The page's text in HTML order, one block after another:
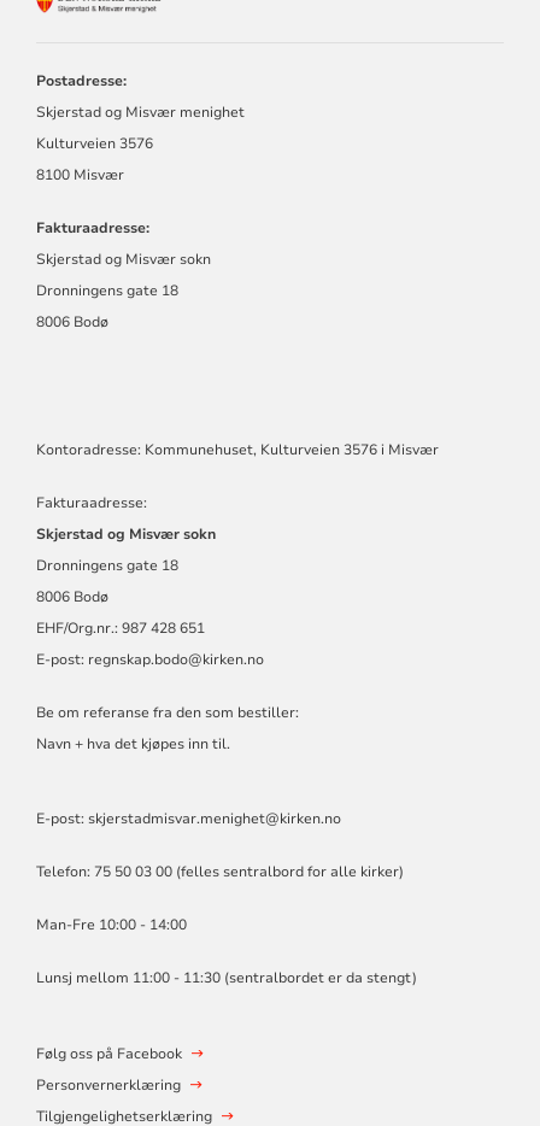
Postadresse:
Skjerstad og Misvær menighet
Kulturveien 3576
8100 Misvær
Fakturaadresse:
Skjerstad og Misvær sokn
Dronningens gate 18
8006 Bodø
Kontoradresse: Kommunehuset, Kulturveien 3576 i Misvær
Fakturaadresse:
Skjerstad og Misvær sokn
Dronningens gate 18
8006 Bodø
EHF/Org.nr.: 987 428 651
E-post: regnskap.bodo@kirken.no
Be om referanse fra den som bestiller:
Navn + hva det kjøpes inn til.
E-post: skjerstadmisvar.menighet@kirken.no
Telefon: 75 50 03 00 (felles sentralbord for alle kirker)
Man-Fre 10:00 - 14:00
Lunsj mellom 11:00 - 11:30 (sentralbordet er da stengt)
Følg oss på Facebook
Personvernerklæring
Tilgjengelighetserklæring